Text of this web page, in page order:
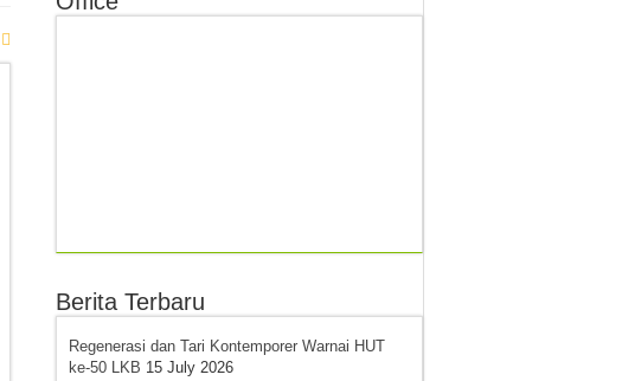
Berita Terbaru
Regenerasi dan Tari Kontemporer Warnai HUT
ke-50 LKB 15 July 2026